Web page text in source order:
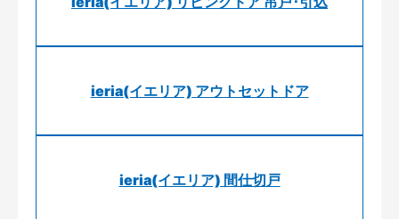
ieria(イエリア) アウトセットドア
ieria(イエリア) 間仕切戸